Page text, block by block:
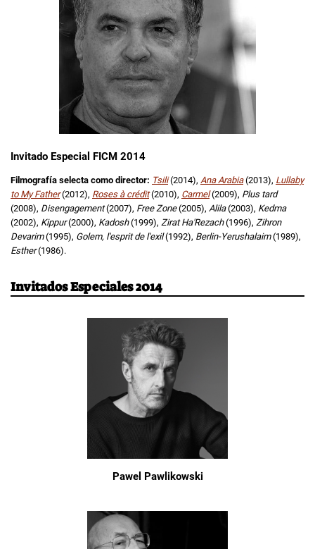
Invitado Especial FICM 2014
Filmografía selecta como director: Tsili (2014), Ana Arabia (2013), Lullaby
to My Father (2012), Roses à crédit (2010), Carmel (2009), Plus tard
(2008), Disengagement(2007), Free Zone(2005), Alila(2003), Kedma
(2002), Kippur(2000), Kadosh(1999), Zirat Ha'Rezach(1996), Zihron
Devarim(1995), Golem, l'esprit de l'exil(1992), Berlin-Yerushalaim(1989),
Esther(1986).
Invitados Especiales 2014
Pawel Pawlikowski